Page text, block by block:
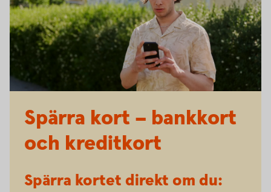
Spärra kort – bankkort
och kreditkort
Spärra kortet direkt om du: